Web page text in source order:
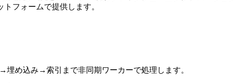
フォームで提供します。
め込み→索引まで非同期ワーカーで処理します。